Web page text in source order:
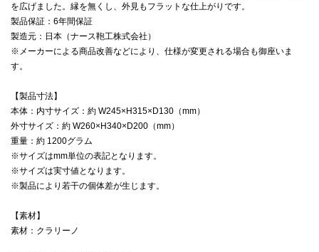
を広げました。縁を無くし、外見もフラットな仕上がりです。
製品保証：6年間保証
製造元：日本（ナース鞄工株式会社）
※メーカーによる商品改善などにより、仕様が変更される場合も御座いま
す。
【製品寸法】
本体：内寸サイズ：約 W245×H315×D130（mm）
外寸サイズ：約 W260×H340×D200（mm）
重量：約 1200グラム
※サイズはmm単位の表記となります。
※サイズは実寸値となります。
※製品により若干の個体差が生じます。
【素材】
素材：クラリーノ